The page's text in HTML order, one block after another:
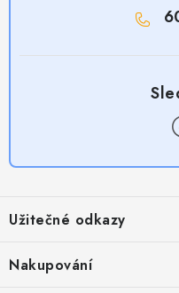
p
a
Užitečné odkazy
Nakupování